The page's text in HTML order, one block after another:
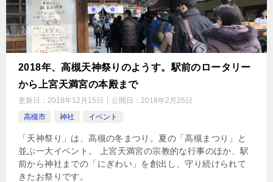
2018年、高槻天神祭りのようす。駅前のロータリー
から上宮天満宮の本殿まで
更新日： 2018年12月15日 公開日： 2018年2月26日
高槻市
神社 イベント
「天神祭り」は、高槻の冬まつり。夏の「高槻まつり」と
並ぶ一大イベント。 上宮天満宮の宗教的な行事のほか、駅
前から神社までの「にぎわい」を創出し、守り続けられて
きたお祭りです。